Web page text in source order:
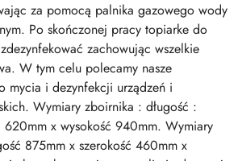
za pomocą palnika gazowego wody
Po skończonej pracy topiarke do
zachowując wszelkie
W tym celu polecamy nasze
mycia i dezynfekcji urządzeń i
Wymiary zboirnika : długość :
620mm x wysokość 940mm. Wymiary
875mm x szerokość 460mm x